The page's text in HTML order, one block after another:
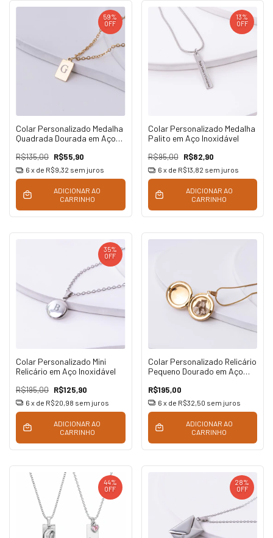
59%
OFF
Colar Personalizado Medalha
Quadrada Dourada em Aço
R$135,00 R$55,90
6 x de R$9,32 sem juros
ADICIONAR AO
CARRINHO
13%
OFF
Colar Personalizado Medalha
Palito em Aço Inoxidável
R$95,00 R$82,90
6 x de R$13,82 sem juros
ADICIONAR AO
CARRINHO
35%
OFF
Colar Personalizado Mini
Relicário em Aço Inoxidável
R$195,00 R$125,90
6 x de R$20,98 sem juros
ADICIONAR AO
CARRINHO
Colar Personalizado Relicário
Pequeno Dourado em Aço
R$195,00
6 x de R$32,50 sem juros
ADICIONAR AO
CARRINHO
44%
OFF
28%
OFF